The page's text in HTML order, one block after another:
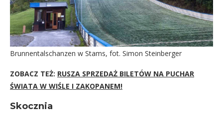
Brunnentalschanzen w Stams, fot. Simon Steinberger
ZOBACZ TEŻ: RUSZA SPRZEDAŻ BILETÓW NA PUCHAR
ŚWIATA W WIŚLE I ZAKOPANEM!
Skocznia